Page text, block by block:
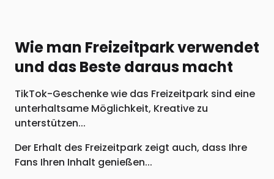
Wie man Freizeitpark verwendet
und das Beste daraus macht
TikTok-Geschenke wie das Freizeitpark sind eine
unterhaltsame Möglichkeit, Kreative zu
unterstützen...
Der Erhalt des Freizeitpark zeigt auch, dass Ihre
Fans Ihren Inhalt genießen...